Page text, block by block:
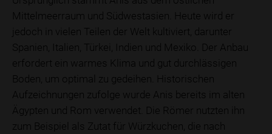
Mittelmeerraum und Südwestasien. Heute wird er
jedoch in vielen Teilen der Welt kultiviert, darunter
Spanien, Italien, Türkei, Indien und Mexiko. Der Anbau
erfordert ein warmes Klima und gut durchlässigen
Boden, um optimal zu gedeihen. Historischen
Aufzeichnungen zufolge wurde Anis bereits im alten
Ägypten und Rom verwendet. Die Römer nutzten ihn
zum Beispiel als Zutat für Würzkuchen, die nach